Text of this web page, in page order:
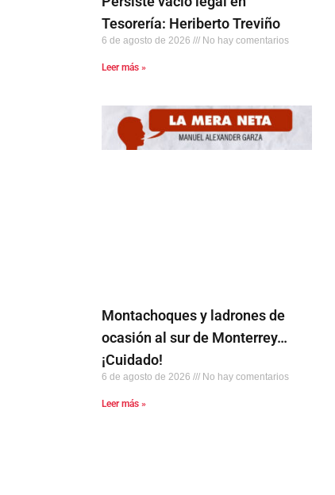
Tesorería: Heriberto Treviño
6 de agosto de 2026 No hay comentarios
Leer más »
Montachoques y ladrones de
ocasión al sur de Monterrey…
¡Cuidado!
6 de agosto de 2026 No hay comentarios
Leer más »